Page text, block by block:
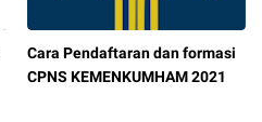
Cara Pendaftaran dan formasi
CPNS KEMENKUMHAM 2021